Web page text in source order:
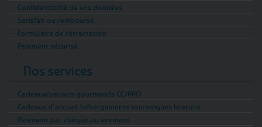
Confidentialité de vos données
Satisfait ou remboursé
Formulaire de rétractation
Paiement sécurisé
Nos services
Cadeaux/paniers gourmands CE/PRO
Cadeaux d’accueil hébergements touristiques bretons
Paiement par chèque ou virement